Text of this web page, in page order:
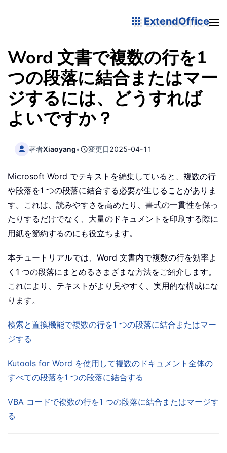
ExtendOffice
Word 文書で複数の行を1
つの段落に結合またはマー
ジするには、どうすれば
よいですか？
著者Xiaoyang• 変更日2025-04-11
Microsoft Word でテキストを編集していると、複数の行
や段落を1 つの段落に結合する必要が生じることがありま
す。これは、読みやすさを高めたり、書式の一貫性を保っ
たりするだけでなく、大量のドキュメントを印刷する際に
用紙を節約するのにも役立ちます。
本チュートリアルでは、Word 文書内で複数の行を効率よ
く1 つの段落にまとめるさまざまな方法をご紹介します。
これにより、テキストがより見やすく、実用的な構成にな
ります。
検索と置換機能で複数の行を1 つの段落に結合またはマー
ジする
Kutools for Word を使用して複数のドキュメント全体の
すべての段落を1 つの段落に結合する
VBA コードで複数の行を1 つの段落に結合またはマージす
る